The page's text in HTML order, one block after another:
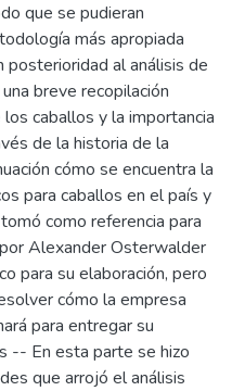
que se pudieran
más apropiada
al análisis de
breve recopilación
caballos y la importancia
de la historia de la
cómo se encuentra la
para caballos en el país y
como referencia para
Alexander Osterwalder
para su elaboración, pero
cómo la empresa
para entregar su
-- En esta parte se hizo
que arrojó el análisis